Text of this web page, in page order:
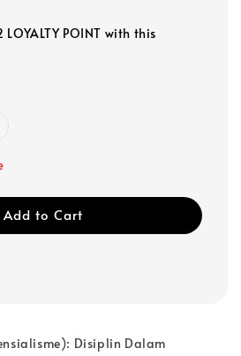
POINT with this
Add to Cart
Disiplin Dalam